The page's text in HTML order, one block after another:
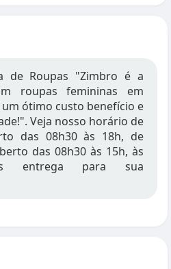
de Roupas "Zimbro é a
roupas femininas em
um ótimo custo benefício e
Veja nosso horário de
das 08h30 às 18h, de
das 08h30 às 15h, às
entrega para sua